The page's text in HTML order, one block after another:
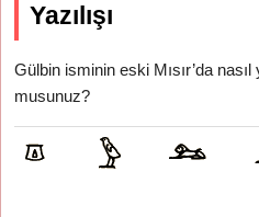
Yazılışı
Gülbin isminin eski Mısır’da nasıl
musunuz?